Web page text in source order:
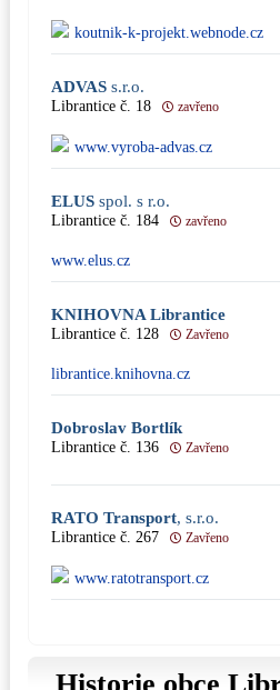
koutnik-k-projekt.webnode.cz
ADVAS s.r.o.
Librantice č. 18 zavřeno
www.vyroba-advas.cz
ELUS spol. s r.o.
Librantice č. 184 zavřeno
www.elus.cz
KNIHOVNA Librantice
Librantice č. 128 Zavřeno
librantice.knihovna.cz
Dobroslav Bortlík
Librantice č. 136 Zavřeno
RATO Transport, s.r.o.
Librantice č. 267 Zavřeno
www.ratotransport.cz